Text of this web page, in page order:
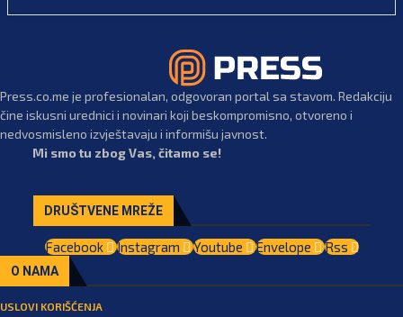
Press.co.me je profesionalan, odgovoran portal sa stavom. Redakciju
čine iskusni urednici i novinari koji beskompromisno, otvoreno i
nedvosmisleno izvještavaju i informišu javnost.
Mi smo tu zbog Vas, čitamo se!
DRUŠTVENE MREŽE
Facebook Instagram Youtube Envelope Rss
O NAMA
USLOVI KORIŠĆENJA